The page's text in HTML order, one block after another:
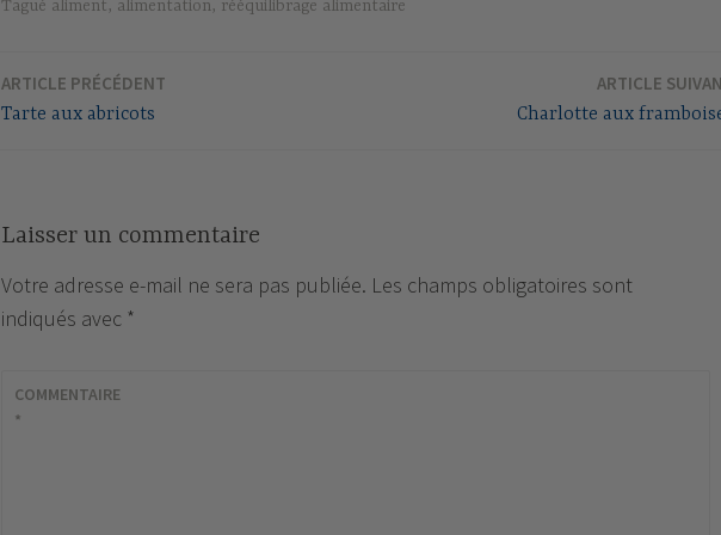
Tagué aliment, alimentation, rééquilibrage alimentaire
ARTICLE PRÉCÉDENT
Tarte aux abricots
ARTICLE
Charlotte aux
Laisser un commentaire
Votre adresse e-mail ne sera pas publiée. Les champs obligatoires sont
indiqués avec *
COMMENTAIRE
*